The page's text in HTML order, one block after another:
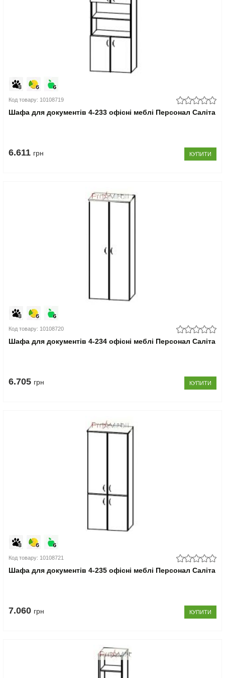
Код товару: 10108719
Шафа для документів 4-233 офісні меблі Персонал Саліта
6.611 грн КУПИТИ
Код товару: 10108720
Шафа для документів 4-234 офісні меблі Персонал Саліта
6.705 грн КУПИТИ
Код товару: 10108721
Шафа для документів 4-235 офісні меблі Персонал Саліта
7.060 грн КУПИТИ